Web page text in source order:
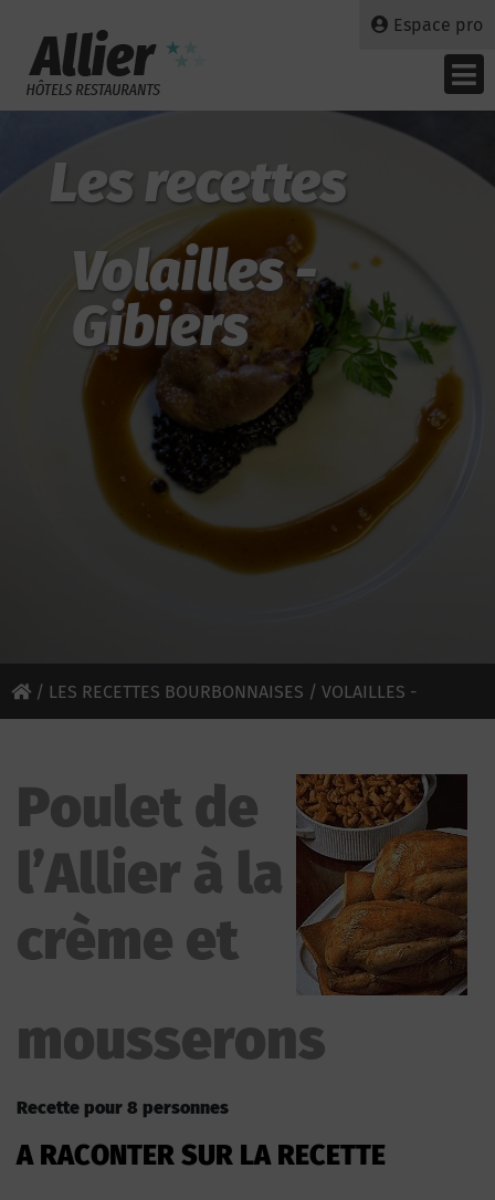
Espace pro
Les recettes
Volailles -
Gibiers
/ LES RECETTES BOURBONNAISES / VOLAILLES -
MOUSSERONS
Poulet de
l’Allier à la
crème et
mousserons
Recette pour 8 personnes
A RACONTER SUR LA RECETTE